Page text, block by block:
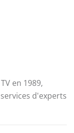
en 1989,
d'experts